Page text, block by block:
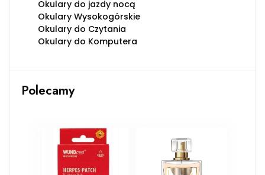
Okulary do jazdy nocą
Okulary Wysokogórskie
Okulary do Czytania
Okulary do Komputera
Polecamy